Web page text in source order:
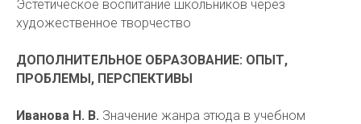
Эстетическое воспитание школьников через
художественное творчество
ДОПОЛНИТЕЛЬНОЕ ОБРАЗОВАНИЕ: ОПЫТ,
ПРОБЛЕМЫ, ПЕРСПЕКТИВЫ
Иванова Н. В. Значение жанра этюда в учебном